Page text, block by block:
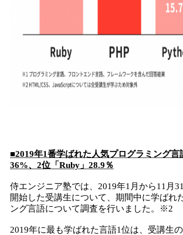
■2019年1番学ばれた人気プログラミング言
36%、2位「Ruby」28.9％
侍エンジニア塾では、2019年1月から11月
開始した受講生について、期間中に学ばれ
ング言語について調査を行いました。※2
2019年に最も学ばれた言語1位は、受講生